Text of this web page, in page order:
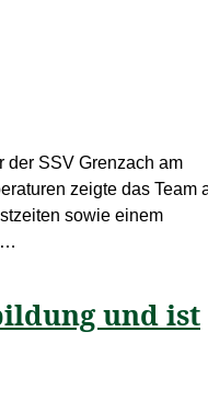
der SSV Grenzach am
zeigte das Team
sowie einem
und ist